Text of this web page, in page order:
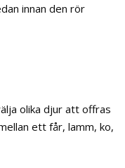
innan den rör
olika djur att offras
ett får, lamm, ko,